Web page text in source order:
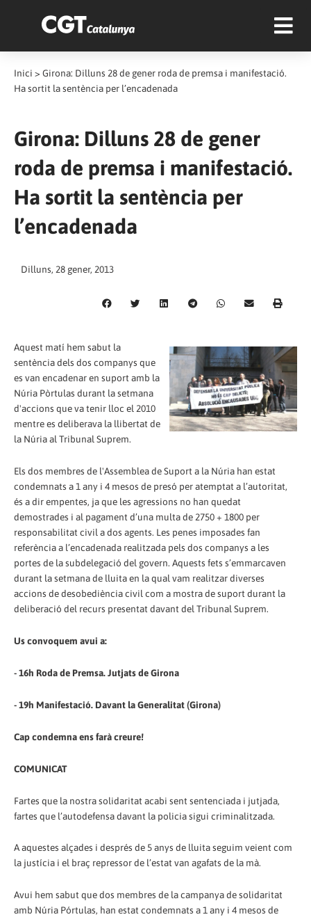
Inici > Girona: Dilluns 28 de gener roda de premsa i manifestació.
Ha sortit la sentència per l’encadenada
Girona: Dilluns 28 de gener
roda de premsa i manifestació.
Ha sortit la sentència per
l’encadenada
Dilluns, 28 gener, 2013
Aquest matí hem sabut la
sentència dels dos companys que
es van encadenar en suport amb la
Núria Pòrtulas durant la setmana
d'accions que va tenir lloc el 2010
mentre es deliberava la llibertat de
la Núria al Tribunal Suprem.
Els dos membres de l'Assemblea de Suport a la Núria han estat
condemnats a 1 any i 4 mesos de presó per atemptat a l’autoritat,
és a dir empentes, ja que les agressions no han quedat
demostrades i al pagament d’una multa de 2750 + 1800 per
responsabilitat civil a dos agents. Les penes imposades fan
referència a l’encadenada realitzada pels dos companys a les
portes de la subdelegació del govern. Aquests fets s’emmarcaven
durant la setmana de lluita en la qual vam realitzar diverses
accions de desobediència civil com a mostra de suport durant la
deliberació del recurs presentat davant del Tribunal Suprem.
Us convoquem avui a:
- 16h Roda de Premsa. Jutjats de Girona
- 19h Manifestació. Davant la Generalitat (Girona)
Cap condemna ens farà creure!
COMUNICAT
Fartes que la nostra solidaritat acabi sent sentenciada i jutjada,
fartes que l’autodefensa davant la policia sigui criminalitzada.
A aquestes alçades i després de 5 anys de lluita seguim veient com
la justícia i el braç repressor de l’estat van agafats de la mà.
Avui hem sabut que dos membres de la campanya de solidaritat
amb Núria Pórtulas, han estat condemnats a 1 any i 4 mesos de